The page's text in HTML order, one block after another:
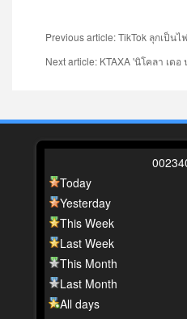
Previous article: TikTok ลุกเป็
Next article: KTAXA 'นิโคลา เด
00234
Today
Yesterday
This Week
Last Week
This Month
Last Month
All days